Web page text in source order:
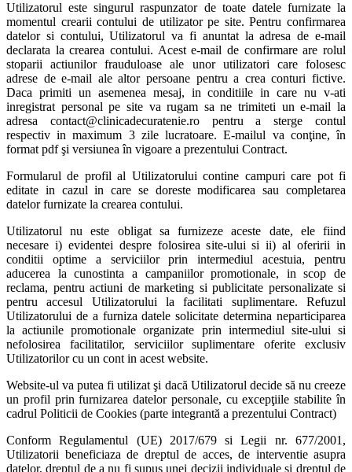
Utilizatorul este singurul raspunzator de toate datele furnizate la
momentul crearii contului de utilizator pe site. Pentru confirmarea
datelor si contului, Utilizatorul va fi anuntat la adresa de e-mail
declarata la crearea contului. Acest e-mail de confirmare are rolul
stoparii actiunilor frauduloase ale unor utilizatori care folosesc
adrese de e-mail ale altor persoane pentru a crea conturi fictive.
Daca primiti un asemenea mesaj, in conditiile in care nu v-ati
inregistrat personal pe site va rugam sa ne trimiteti un e-mail la
adresa contact@clinicadecuratenie.ro pentru a sterge contul
respectiv in maximum 3 zile lucratoare. E-mailul va conţine, în
format pdf şi versiunea în vigoare a prezentului Contract.
Formularul de profil al Utilizatorului contine campuri care pot fi
editate in cazul in care se doreste modificarea sau completarea
datelor furnizate la crearea contului.
Utilizatorul nu este obligat sa furnizeze aceste date, ele fiind
necesare i) evidentei despre folosirea site-ului si ii) al oferirii in
conditii optime a serviciilor prin intermediul acestuia, pentru
aducerea la cunostinta a campaniilor promotionale, in scop de
reclama, pentru actiuni de marketing si publicitate personalizate si
pentru accesul Utilizatorului la facilitati suplimentare. Refuzul
Utilizatorului de a furniza datele solicitate determina neparticiparea
la actiunile promotionale organizate prin intermediul site-ului si
nefolosirea facilitatilor, serviciilor suplimentare oferite exclusiv
Utilizatorilor cu un cont in acest website.
Website-ul va putea fi utilizat şi dacă Utilizatorul decide să nu creeze
un profil prin furnizarea datelor personale, cu excepţiile stabilite în
cadrul Politicii de Cookies (parte integrantă a prezentului Contract)
Conform Regulamentul (UE) 2017/679 si Legii nr. 677/2001,
Utilizatorii beneficiaza de dreptul de acces, de interventie asupra
datelor, dreptul de a nu fi supus unei decizii individuale si dreptul de